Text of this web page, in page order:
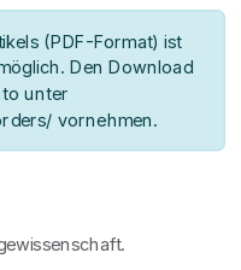
(PDF-Format) ist
Den Download
unter
vornehmen.